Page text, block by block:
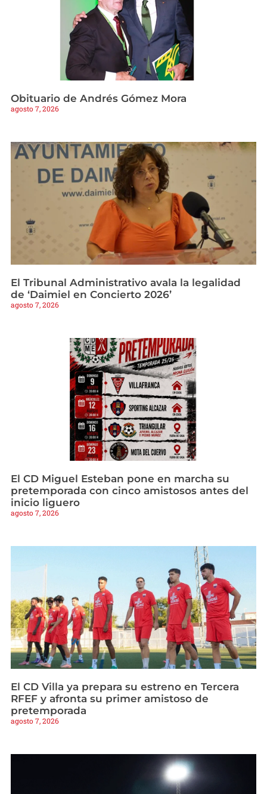
Obituario de Andrés Gómez Mora
agosto 7, 2026
El Tribunal Administrativo avala la legalidad
de ‘Daimiel en Concierto 2026’
agosto 7, 2026
El CD Miguel Esteban pone en marcha su
pretemporada con cinco amistosos antes del
inicio liguero
agosto 7, 2026
El CD Villa ya prepara su estreno en Tercera
RFEF y afronta su primer amistoso de
pretemporada
agosto 7, 2026